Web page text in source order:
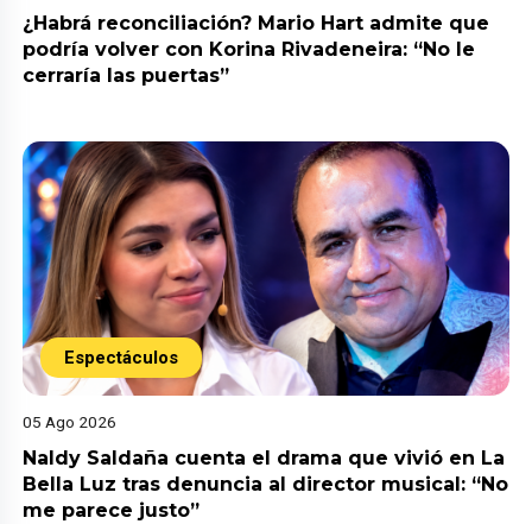
¿Habrá reconciliación? Mario Hart admite que
podría volver con Korina Rivadeneira: “No le
cerraría las puertas”
Espectáculos
05 Ago 2026
Naldy Saldaña cuenta el drama que vivió en La
Bella Luz tras denuncia al director musical: “No
me parece justo”